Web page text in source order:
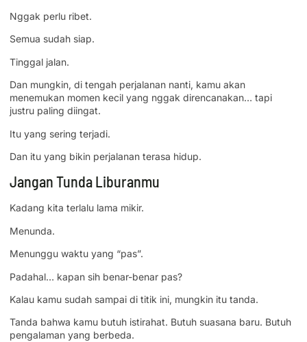
Nggak perlu ribet.
Semua sudah siap.
Tinggal jalan.
Dan mungkin, di tengah perjalanan nanti, kamu akan
menemukan momen kecil yang nggak direncanakan… tapi
justru paling diingat.
Itu yang sering terjadi.
Dan itu yang bikin perjalanan terasa hidup.
Jangan Tunda Liburanmu
Kadang kita terlalu lama mikir.
Menunda.
Menunggu waktu yang “pas”.
Padahal… kapan sih benar-benar pas?
Kalau kamu sudah sampai di titik ini, mungkin itu tanda.
Tanda bahwa kamu butuh istirahat. Butuh suasana baru. Butuh
pengalaman yang berbeda.